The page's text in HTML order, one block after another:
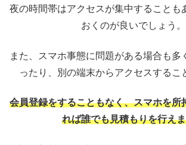
夜の時間帯はアクセスが集中することも
おくのが良いでしょう。
また、スマホ事態に問題がある場合も多
ったり、別の端末からアクセスするこ
会員登録をすることもなく、スマホを所
れば誰でも見積もりを行え